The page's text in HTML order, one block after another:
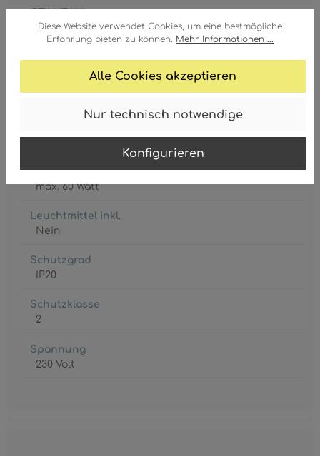
Diese Website verwendet Cookies, um eine bestmögliche
Erfahrung bieten zu können. Mehr Informationen ...
Alle Cookies akzeptieren
Nur technisch notwendige
Konfigurieren
GTIN/EAN:
9007371607037
Leistungsaufnahme
max. 60 Watt
Leuchtmittel inkl.
Nein
Schutzgrad
IP20
Schutzklasse
2
Spannung
230 Volt